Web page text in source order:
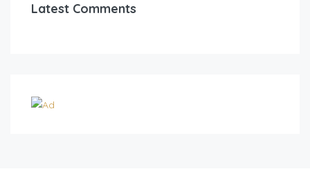
Latest Comments